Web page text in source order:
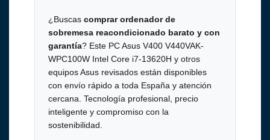
¿Buscas comprar ordenador de
sobremesa reacondicionado barato y con
garantía? Este PC Asus V400 V440VAK-
WPC100W Intel Core i7-13620H y otros
equipos Asus revisados están disponibles
con envío rápido a toda España y atención
cercana. Tecnología profesional, precio
inteligente y compromiso con la
sostenibilidad.